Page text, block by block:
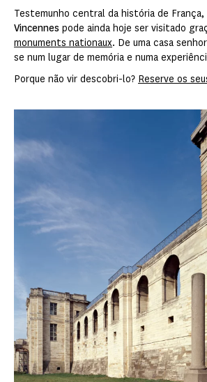
Testemunho central da história de França,
Vincennes pode ainda hoje ser visitado
monuments nationaux. De uma casa
se num lugar de memória e numa
Porque não vir descobri-lo? Reserve os